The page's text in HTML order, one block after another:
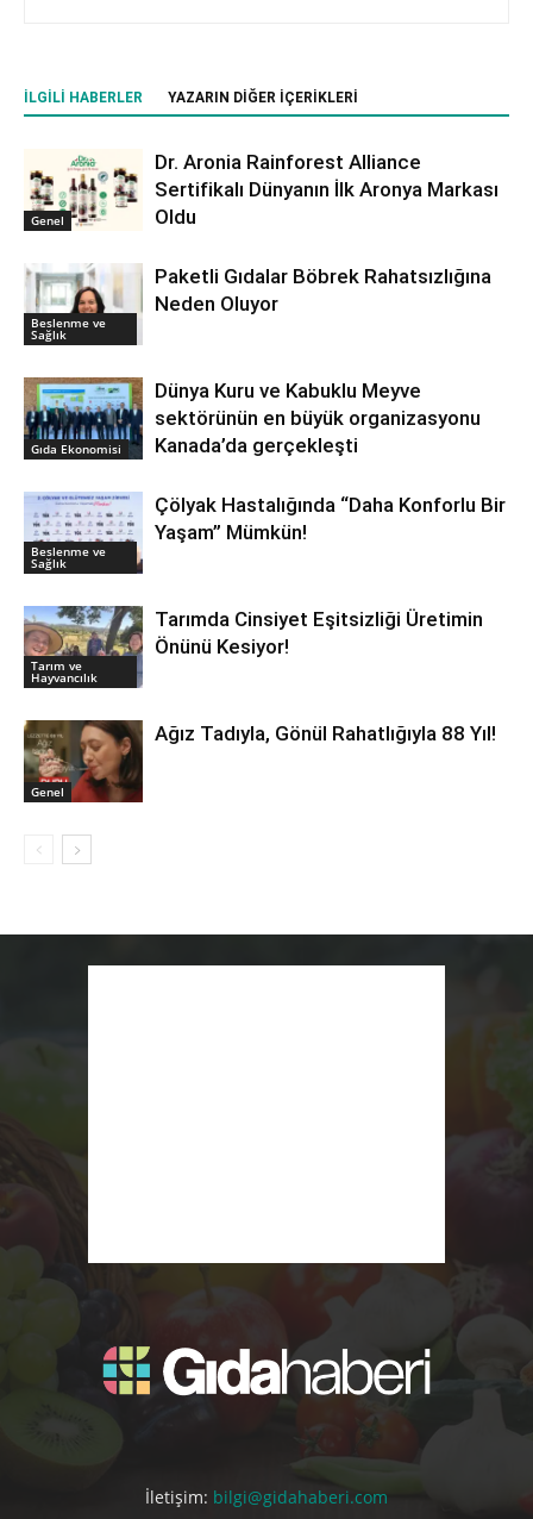
İLGILI HABERLER YAZARIN DIĞER İÇERIKLERI
Genel
Dr. Aronia Rainforest Alliance
Sertifikalı Dünyanın İlk Aronya Markası
Oldu
Beslenme ve
Sağlık
Paketli Gıdalar Böbrek Rahatsızlığına
Neden Oluyor
Gıda Ekonomisi
Dünya Kuru ve Kabuklu Meyve
sektörünün en büyük organizasyonu
Kanada’da gerçekleşti
Beslenme ve
Sağlık
Çölyak Hastalığında “Daha Konforlu Bir
Yaşam” Mümkün!
Tarım ve
Hayvancılık
Tarımda Cinsiyet Eşitsizliği Üretimin
Önünü Kesiyor!
Genel
Ağız Tadıyla, Gönül Rahatlığıyla 88 Yıl!
İletişim: bilgi@gidahaberi.com